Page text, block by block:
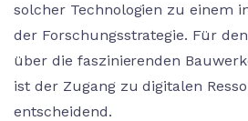
solcher Technologien zu einem
der Forschungsstrategie. Für
über die faszinierenden
ist der Zugang zu digitalen
entscheidend.